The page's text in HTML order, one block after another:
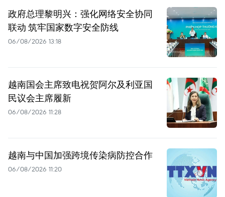
政府总理黎明兴：强化网络安全协同
联动 筑牢国家数字安全防线
06/08/2026 13:18
越南国会主席致电祝贺阿尔及利亚国
民议会主席履新
06/08/2026 11:28
越南与中国加强跨境传染病防控合作
06/08/2026 11:20